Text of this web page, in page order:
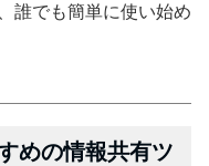
誰でも簡単に使い始め
めの情報共有ツ